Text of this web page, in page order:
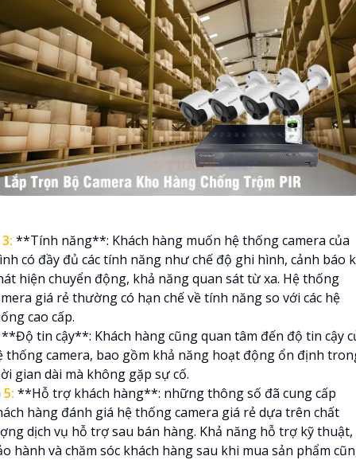
3: **Tính năng**: Khách hàng muốn hệ thống camera của
có đầy đủ các tính năng như chế độ ghi hình, cảnh báo
hiện chuyển động, khả năng quan sát từ xa. Hệ thống
giá rẻ thường có hạn chế về tính năng so với các hệ
cao cấp.
tin cậy**: Khách hàng cũng quan tâm đến độ tin cậy
thống camera, bao gồm khả năng hoạt động ổn định
gian dài mà không gặp sự cố.
5: **Hỗ trợ khách hàng**: những thông số đã cung cấp
hàng đánh giá hệ thống camera giá rẻ dựa trên chất
dịch vụ hỗ trợ sau bán hàng. Khả năng hỗ trợ kỹ thuật,
hành và chăm sóc khách hàng sau khi mua sản phẩm